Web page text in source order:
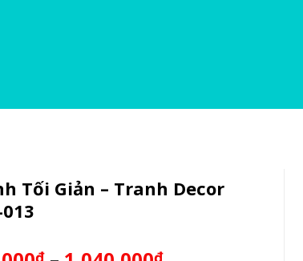
Tối Giản – Tranh Decor